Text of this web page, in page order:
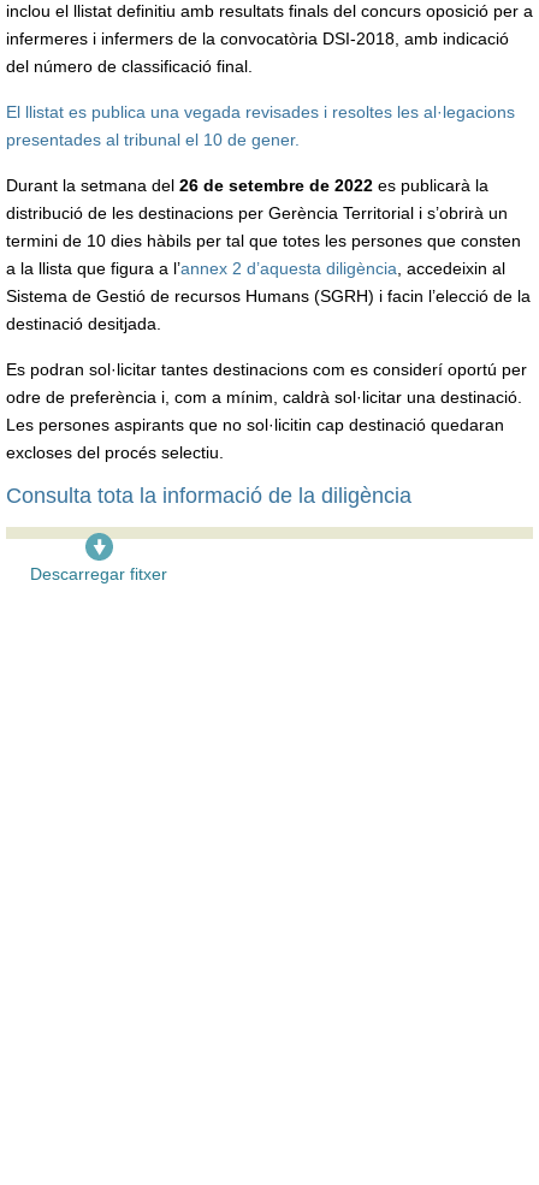
inclou el llistat definitiu amb resultats finals del concurs oposició per a
infermeres i infermers de la convocatòria DSI-2018, amb indicació
del número de classificació final.
El llistat es publica una vegada revisades i resoltes les al·legacions
presentades al tribunal el 10 de gener.
Durant la setmana del 26 de setembre de 2022 es publicarà la
distribució de les destinacions per Gerència Territorial i s’obrirà un
termini de 10 dies hàbils per tal que totes les persones que consten
a la llista que figura a l’annex 2 d’aquesta diligència, accedeixin al
Sistema de Gestió de recursos Humans (SGRH) i facin l’elecció de la
destinació desitjada.
Es podran sol·licitar tantes destinacions com es considerí oportú per
odre de preferència i, com a mínim, caldrà sol·licitar una destinació.
Les persones aspirants que no sol·licitin cap destinació quedaran
excloses del procés selectiu.
Consulta tota la informació de la diligència
Descarregar fitxer